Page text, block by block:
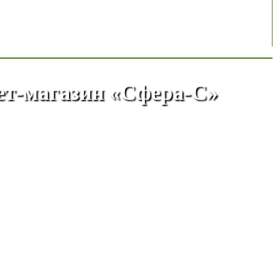
магазин «Сфера-С»